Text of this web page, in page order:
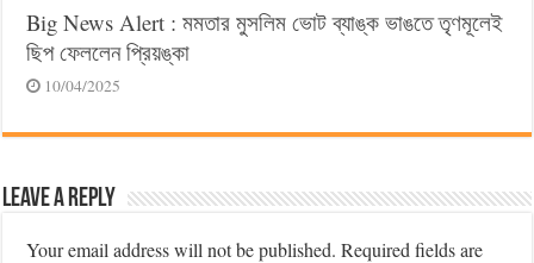
Big News Alert : মমতার মুসলিম ভোট ব্যাঙ্ক ভাঙতে তৃণমূলেই
ছিপ ফেললেন প্রিয়ঙ্কা
10/04/2025
Leave a Reply
Your email address will not be published. Required fields are